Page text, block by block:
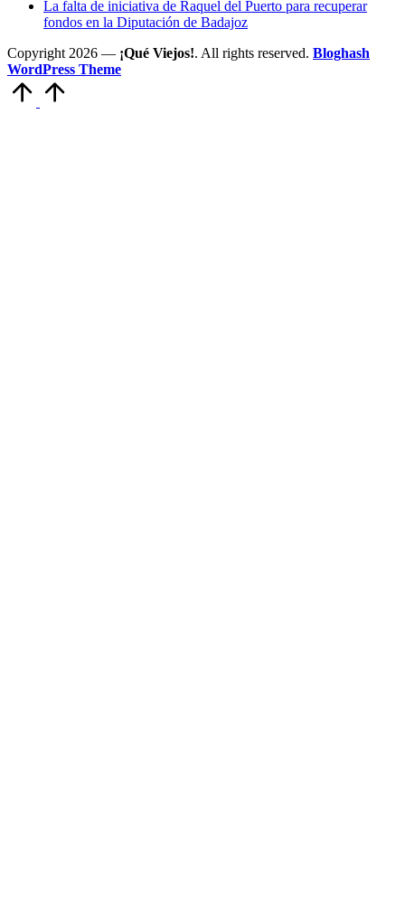
La falta de iniciativa de Raquel del Puerto para recuperar
fondos en la Diputación de Badajoz
Copyright 2026 — ¡Qué Viejos!. All rights reserved. Bloghash
WordPress Theme